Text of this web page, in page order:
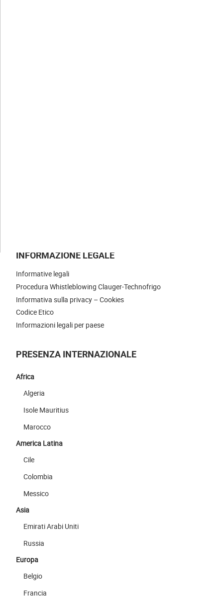
INFORMAZIONE LEGALE
Informative legali
Procedura Whistleblowing Clauger-Technofrigo
Informativa sulla privacy – Cookies
Codice Etico
Informazioni legali per paese
PRESENZA INTERNAZIONALE
Africa
Algeria
Isole Mauritius
Marocco
America Latina
Cile
Colombia
Messico
Asia
Emirati Arabi Uniti
Russia
Europa
Belgio
Francia